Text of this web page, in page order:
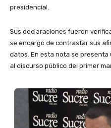
presidencial.
Sus declaraciones fueron
se encargó de contrastar sus
datos. En esta nota se
al discurso público del primer